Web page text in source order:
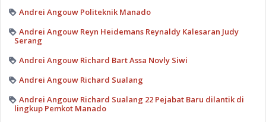
Andrei Angouw Politeknik Manado
Andrei Angouw Reyn Heidemans Reynaldy Kalesaran Judy
Serang
Andrei Angouw Richard Bart Assa Novly Siwi
Andrei Angouw Richard Sualang
Andrei Angouw Richard Sualang 22 Pejabat Baru dilantik di
lingkup Pemkot Manado